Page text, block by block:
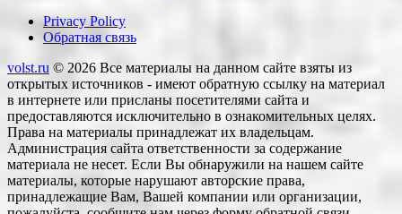
Privacy Policy
Обратная связь
volst.ru © 2026 Все материалы на данном сайте взяты из
открытых источников - имеют обратную ссылку на материал
в интернете или присланы посетителями сайта и
предоставляются исключительно в ознакомительных целях.
Права на материалы принадлежат их владельцам.
Администрация сайта ответственности за содержание
материала не несет. Если Вы обнаружили на нашем сайте
материалы, которые нарушают авторские права,
принадлежащие Вам, Вашей компании или организации,